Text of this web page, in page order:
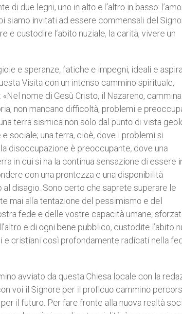
due legni, uno in alto e l’altro in basso:
siamo invitati ad essere commensali del
e custodire l’abito nuziale, la carità, vivere un
e speranze, fatiche e impegni, ideali e
Visita con un intenso cammino spirituale,
nome di Gesù Cristo, il Nazareno,
non mancano difficoltà, problemi e
terra sismica non solo dal punto di vista
sociale; una terra, cioè, dove i problemi si
disoccupazione è preoccupante, dove una
in cui si ha la continua sensazione di essere
con una prontezza e una disponibilità
disagio. Sono certo che saprete superare le
mai alla tentazione del pessimismo e del
fede e delle vostre capacità umane;
e di ogni bene pubblico, custodite l’abito
e cristiani così profondamente radicati nella
avviato da questa Chiesa locale con la
voi il Signore per il proficuo cammino
il futuro. Per fare fronte alla nuova realtà